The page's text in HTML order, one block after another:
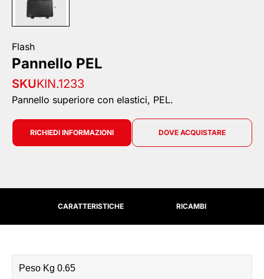
Flash
Pannello PEL
SKUKIN.1233
Pannello superiore con elastici, PEL.
RICHIEDI INFORMAZIONI DOVE ACQUISTARE
CARATTERISTICHE RICAMBI
Peso Kg 0.65